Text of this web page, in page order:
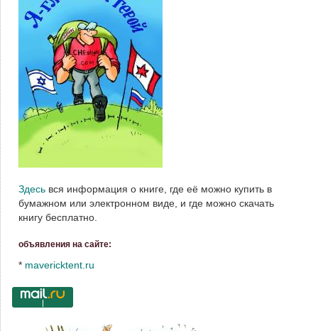
Здесь вся информация о книге, где её можно купить в
бумажном или электронном виде, и где можно скачать
книгу бесплатно.
объявления на сайте:
* mavericktent.ru